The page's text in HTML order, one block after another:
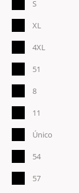
S
XL
4XL
51
8
11
Único
54
57